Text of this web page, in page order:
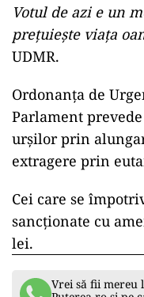
Votul de azi e un
prețuiește viața
UDMR.
Ordonanța de
Parlament
urșilor prin
extragere prin
Cei care se
sancționate cu
lei.
Vrei să fii mereu